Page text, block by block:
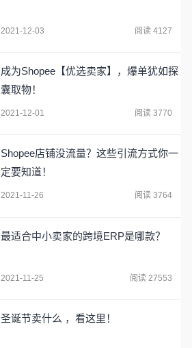
2021-12-03 阅读 4127
成为Shopee【优选卖家】，爆单犹如探
囊取物！
2021-12-01 阅读 3770
Shopee店铺没流量？这些引流方式你一
定要知道！
2021-11-26 阅读 3764
最适合中小卖家的跨境ERP是哪款？
2021-11-25 阅读 27553
圣诞节卖什么 ，看这里！